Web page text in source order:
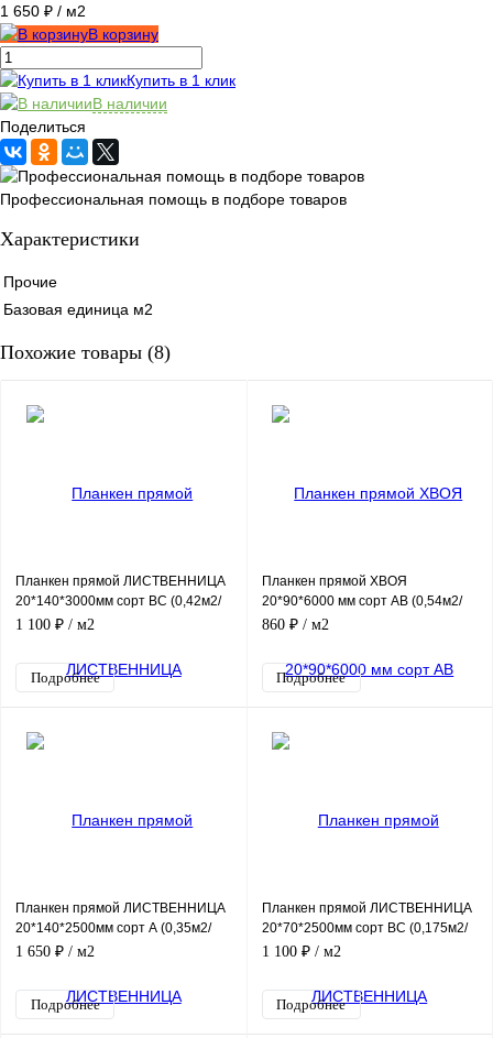
1 650 ₽ / м2
В корзину
Купить в 1 клик
В наличии
Поделиться
Профессиональная помощь в подборе товаров
Характеристики
Прочие
Базовая единица м2
Похожие товары (8)
Планкен прямой ЛИСТВЕННИЦА
20*140*3000мм сорт ВС (0,42м2/
шт)
1 100 ₽ / м2
Подробнее
Планкен прямой ХВОЯ
20*90*6000 мм сорт АВ (0,54м2/
шт)
860 ₽ / м2
Подробнее
Планкен прямой ЛИСТВЕННИЦА
20*140*2500мм сорт А (0,35м2/
шт)
1 650 ₽ / м2
Подробнее
Планкен прямой ЛИСТВЕННИЦА
20*70*2500мм сорт ВС (0,175м2/
шт)
1 100 ₽ / м2
Подробнее